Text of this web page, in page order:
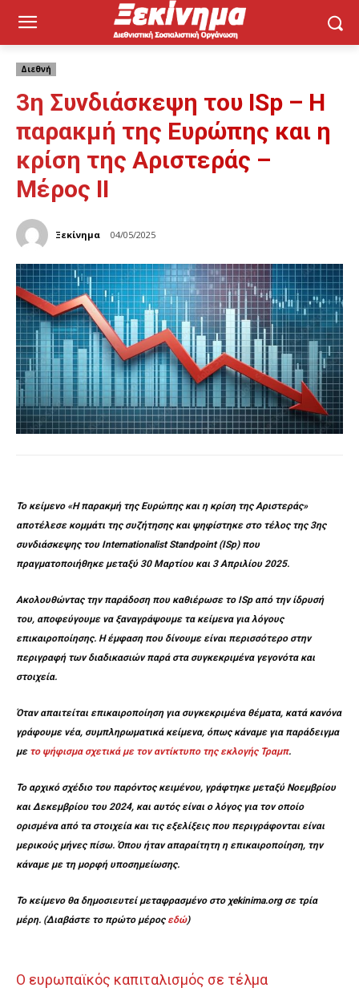
Διεθνή
3η Συνδιάσκεψη του ISp – Η
παρακμή της Ευρώπης και η
κρίση της Αριστεράς –
Μέρος ΙΙ
Ξεκίνημα 04/05/2025
Το κείμενο «Η παρακμή της Ευρώπης και η κρίση της Αριστεράς»
αποτέλεσε κομμάτι της συζήτησης και ψηφίστηκε στο τέλος της 3ης
συνδιάσκεψης του Internationalist Standpoint (ISp) που
πραγματοποιήθηκε μεταξύ 30 Μαρτίου και 3 Απριλίου 2025.
Ακολουθώντας την παράδοση που καθιέρωσε το ISp από την ίδρυσή
του, αποφεύγουμε να ξαναγράψουμε τα κείμενα για λόγους
επικαιροποίησης. Η έμφαση που δίνουμε είναι περισσότερο στην
περιγραφή των διαδικασιών παρά στα συγκεκριμένα γεγονότα και
στοιχεία.
Όταν απαιτείται επικαιροποίηση για συγκεκριμένα θέματα, κατά κανόνα
γράφουμε νέα, συμπληρωματικά κείμενα, όπως κάναμε για παράδειγμα
με το ψήφισμα σχετικά με τον αντίκτυπο της εκλογής Τραμπ.
Το αρχικό σχέδιο του παρόντος κειμένου, γράφτηκε μεταξύ Νοεμβρίου
και Δεκεμβρίου του 2024, και αυτός είναι ο λόγος για τον οποίο
ορισμένα από τα στοιχεία και τις εξελίξεις που περιγράφονται είναι
μερικούς μήνες πίσω. Όπου ήταν απαραίτητη η επικαιροποίηση, την
κάναμε με τη μορφή υποσημείωσης.
Το κείμενο θα δημοσιευτεί μεταφρασμένο στο χekinima.org σε τρία
μέρη. (Διαβάστε το πρώτο μέρος εδώ)
Ο ευρωπαϊκός καπιταλισμός σε τέλμα